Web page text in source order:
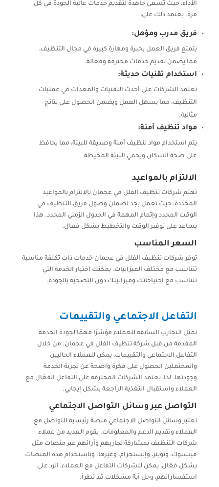
الأداء، حيث تسعى جاهدة لتقديم خدمات عالية الجودة في كل
مرة. يعتمد ذلك على:
فريق مدرب ومؤهل:
يتمتع فريق العمل بخبرة ومهارة كبيرة في مجال التنظيف،
مما يضمن تقديم خدمات محترفة وفعالة.
استخدام تقنيات حديثة:
تعتمد الشركات على أحدث التقنيات والمعدات في عمليات
التنظيف، مما يسهل العمل ويضمن الحصول على نتائج
مثالية.
مواد تنظيف آمنة:
يتم استخدام مواد تنظيف آمنة وصديقة للبيئة، مما يحافظ
على صحة السكان ويحمي البيئة المحيطة.
الالتزام بالمواعيد
تهتم شركات تنظيف الفلل في عجمان بالالتزام بالمواعيد
المحددة، حيث تعمل بجد لضمان وصول فريق التنظيف في
الوقت المحدد وإتمام المهمة في الجدول الزمني المحدد. هذا
يساعد على توفير الوقت والتخطيط بشكل فعال.
السعر المناسب
توفر شركات تنظيف الفلل في عجمان خدمات ذات تكلفة مناسبة
تتناسب مع مختلف الميزانيات. يمكنك اختيار الخدمة التي
تتناسب مع احتياجاتك وميزانيتك دون التضحية بالجودة.
التفاعل الاجتماعي والتقييمات
تمثل التجارب السابقة للعملاء مؤشرًا مهمًا لجودة الخدمة
المقدمة من قبل شركة تنظيف الفلل في عجمان. من خلال
التفاعل الاجتماعي والتقييمات، يمكن للعملاء الحاليين
والمحتملين الحصول على فكرة واضحة عن تجربة الخدمة
وجودتها. لذا، تعتمد الشركات المحترفة على التفاعل الفعّال مع
العملاء واستقبال التغذية الراجعة بشكل إيجابي.
التواصل عبر وسائل التواصل الاجتماعي
تعتبر وسائل التواصل الاجتماعي منصة رئيسية للتواصل مع
العملاء وتقديم الدعم والمعلومات. يقوم العديد من عملاء
شركات التنظيف بمشاركة تجاربهم وآرائهم عبر منصات مثل
فيسبوك، وتويتر، وإنستجرام، وغيرها. وباستخدام هذه المنصات
بشكل فعّال، يمكن للشركات التفاعل مع العملاء، الرد على
استفساراتهم، وحل أية مشكلات قد تطرأ.